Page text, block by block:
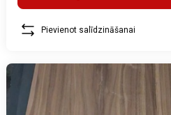
Pievienot salīdzināšanai